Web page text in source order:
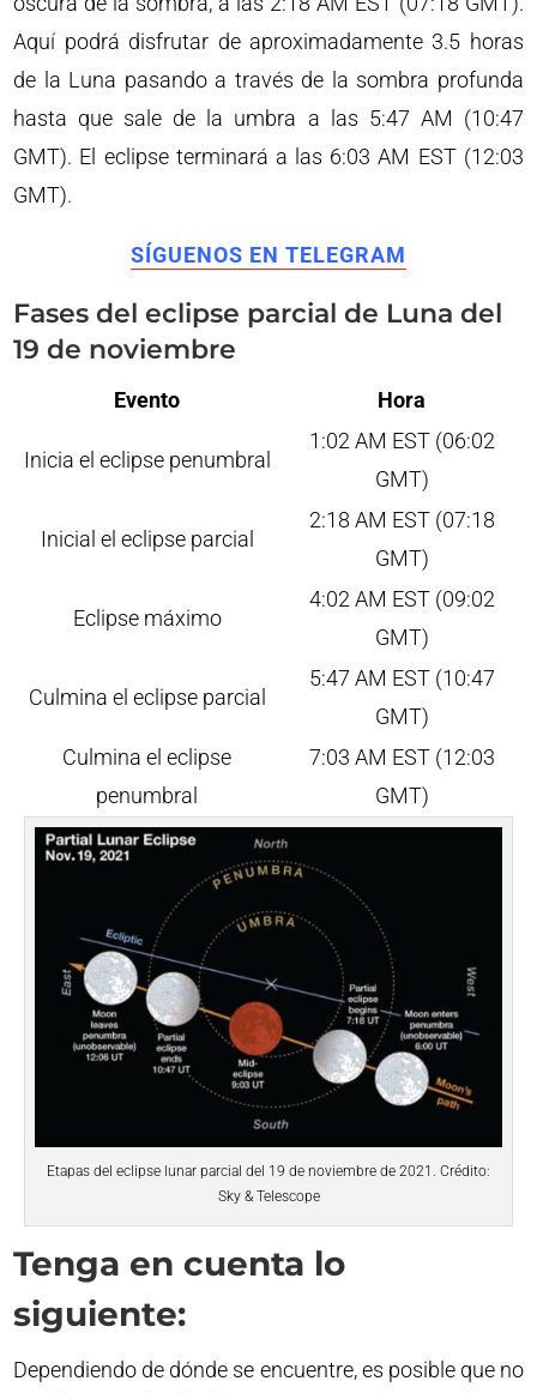
Aquí podrá disfrutar de aproximadamente 3.5 horas
de la Luna pasando a través de la sombra profunda
hasta que sale de la umbra a las 5:47 AM (10:47
GMT). El eclipse terminará a las 6:03 AM EST (12:03
GMT).
SÍGUENOS EN TELEGRAM
Fases del eclipse parcial de Luna del
19 de noviembre
Evento Hora
Inicia el eclipse penumbral
1:02 AM EST (06:02
GMT)
Inicial el eclipse parcial
2:18 AM EST (07:18
GMT)
Eclipse máximo
4:02 AM EST (09:02
GMT)
Culmina el eclipse parcial
5:47 AM EST (10:47
GMT)
Culmina el eclipse
penumbral
7:03 AM EST (12:03
GMT)
Etapas del eclipse lunar parcial del 19 de noviembre de 2021. Crédito:
Sky & Telescope
Tenga en cuenta lo
siguiente:
Dependiendo de dónde se encuentre, es posible que no